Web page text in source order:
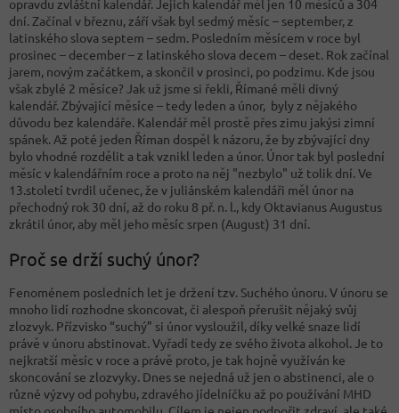
opravdu zvláštní kalendář. Jejich kalendář měl jen 10 měsíců a 304
dní. Začínal v březnu, září však byl sedmý měsíc – september, z
latinského slova septem – sedm. Posledním měsícem v roce byl
prosinec – december – z latinského slova decem – deset. Rok začínal
jarem, novým začátkem, a skončil v prosinci, po podzimu. Kde jsou
však zbylé 2 měsíce? Jak už jsme si řekli, Římané měli divný
kalendář. Zbývající měsíce – tedy leden a únor, byly z nějakého
důvodu bez kalendáře. Kalendář měl prostě přes zimu jakýsi zimní
spánek. Až poté jeden Říman dospěl k názoru, že by zbývající dny
bylo vhodné rozdělit a tak vznikl leden a únor. Únor tak byl poslední
měsíc v kalendářním roce a proto na něj "nezbylo" už tolik dní. Ve
13.století tvrdil učenec, že v juliánském kalendáři měl únor na
přechodný rok 30 dní, až do roku 8 př. n. l., kdy Oktavianus Augustus
zkrátil únor, aby měl jeho měsíc srpen (August) 31 dní.
Proč se drží suchý únor?
Fenoménem posledních let je držení tzv. Suchého únoru. V únoru se
mnoho lidí rozhodne skoncovat, či alespoň přerušit nějaký svůj
zlozvyk. Přízvisko “suchý” si únor vysloužil, díky velké snaze lidí
právě v únoru abstinovat. Vyřadí tedy ze svého života alkohol. Je to
nejkratší měsíc v roce a právě proto, je tak hojně využíván ke
skoncování se zlozvyky. Dnes se nejedná už jen o abstinenci, ale o
různé výzvy od pohybu, zdravého jídelníčku až po používání MHD